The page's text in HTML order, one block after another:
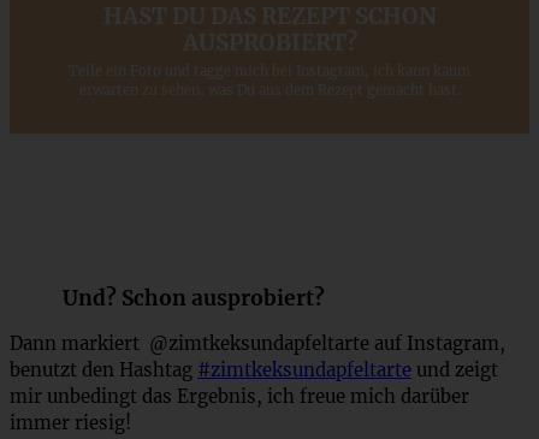
HAST DU DAS REZEPT SCHON
AUSPROBIERT?
Teile ein Foto und tagge mich bei Instagram, ich kann kaum
erwarten zu sehen, was Du aus dem Rezept gemacht hast.
Und? Schon ausprobiert?
Dann markiert @zimtkeksundapfeltarte auf Instagram,
benutzt den Hashtag #zimtkeksundapfeltarte und zeigt
mir unbedingt das Ergebnis, ich freue mich darüber
immer riesig!